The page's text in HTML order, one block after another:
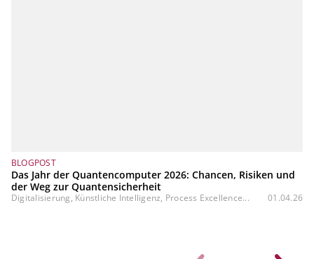
BLOGPOST
Das Jahr der Quantencomputer 2026: Chancen, Risiken und
der Weg zur Quantensicherheit
Digitalisierung, Künstliche Intelligenz, Process Excellence... 01.04.26